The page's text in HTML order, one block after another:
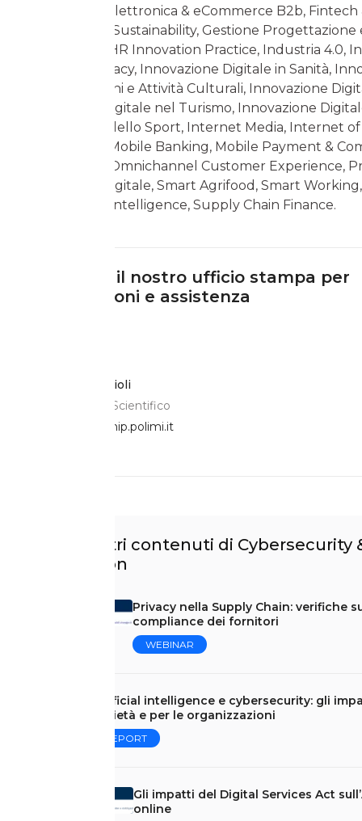
Fatturazione Elettronica & eCommerce B2b, Fintech
Finance, Food Sustainability, Gestione Progettazione
Gioco Online, HR Innovation Practice, Industria 4.0,
Security & Privacy, Innovazione Digitale in Sanità,
Digitale nei Beni e Attività Culturali, Innovazione
Innovazione Digitale nel Turismo, Innovazione
nell’Industria dello Sport, Internet Media, Internet
B2c Strategy, Mobile Banking, Mobile Payment &
Multicanalità, Omnichannel Customer Experience,
Innovazione Digitale, Smart Agrifood, Smart
tech, Startup Intelligence, Supply Chain Finance.
Contatta il nostro ufficio stampa per
informazioni e assistenza
Gabriele Faggioli
Responsabile Scientifico
faggioli@mip.polimi.it
Scopri altri contenuti di Cybersecurity
Protection
Privacy nella Supply Chain: verifiche
compliance dei fornitori
WEBINAR
Artificial intelligence e cybersecurity: gli
società e per le organizzazioni
REPORT
Gli impatti del Digital Services Act
online